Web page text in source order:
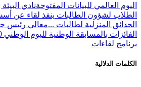
اليوم العالمي للبيانات المفتوحةنادي
الطلاب لشؤون الطالبات ينفذ لقاء عن
الحدائق المنزلية لطالبات ...معالي رئيس
الفائزات بالمسابقة الوطنية لليوم الوطني 90
برنامج لقاءات
الكلمات الدلالية